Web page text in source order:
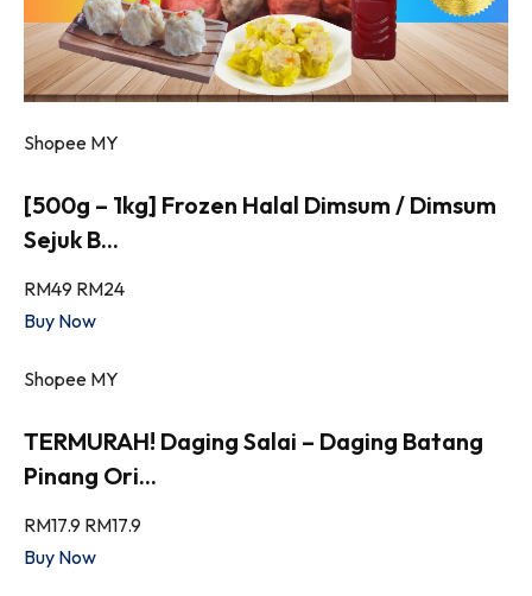
Shopee MY
[500g – 1kg] Frozen Halal Dimsum / Dimsum
Sejuk B...
RM49 RM24
Buy Now
Shopee MY
TERMURAH! Daging Salai – Daging Batang
Pinang Ori...
RM17.9 RM17.9
Buy Now